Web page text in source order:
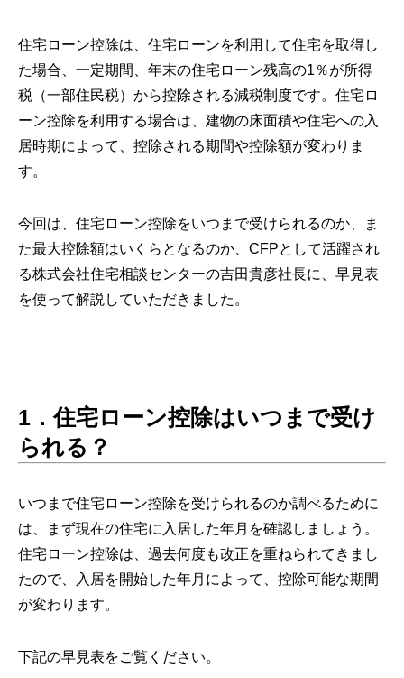
住宅ローン控除は、住宅ローンを利用して住宅を取得し
た場合、一定期間、年末の住宅ローン残高の1％が所得
税（一部住民税）から控除される減税制度です。住宅ロ
ーン控除を利用する場合は、建物の床面積や住宅への入
居時期によって、控除される期間や控除額が変わりま
す。
今回は、住宅ローン控除をいつまで受けられるのか、ま
た最大控除額はいくらとなるのか、CFPとして活躍され
る株式会社住宅相談センターの吉田貴彦社長に、早見表
を使って解説していただきました。
1．住宅ローン控除はいつまで受け
られる？
いつまで住宅ローン控除を受けられるのか調べるために
は、まず現在の住宅に入居した年月を確認しましょう。
住宅ローン控除は、過去何度も改正を重ねられてきまし
たので、入居を開始した年月によって、控除可能な期間
が変わります。
下記の早見表をご覧ください。